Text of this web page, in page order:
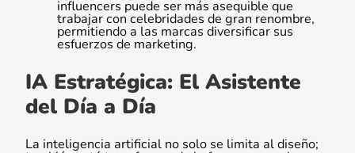
influencers puede ser más asequible que
trabajar con celebridades de gran renombre,
permitiendo a las marcas diversificar sus
esfuerzos de marketing.
IA Estratégica: El Asistente
del Día a Día
La inteligencia artificial no solo se limita al diseño;